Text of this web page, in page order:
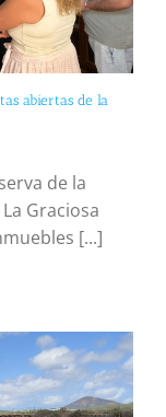
abiertas de la
de la
Graciosa
[...]